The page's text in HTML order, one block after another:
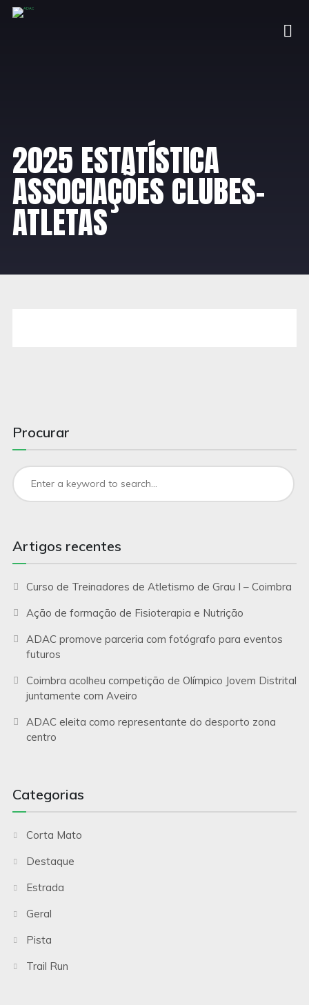
2025 ESTATÍSTICA
ASSOCIAÇÕES CLUBES-
ATLETAS
Procurar
Artigos recentes
Curso de Treinadores de Atletismo de Grau I – Coimbra
Ação de formação de Fisioterapia e Nutrição
ADAC promove parceria com fotógrafo para eventos
futuros
Coimbra acolheu competição de Olímpico Jovem Distrital
juntamente com Aveiro
ADAC eleita como representante do desporto zona
centro
Categorias
Corta Mato
Destaque
Estrada
Geral
Pista
Trail Run